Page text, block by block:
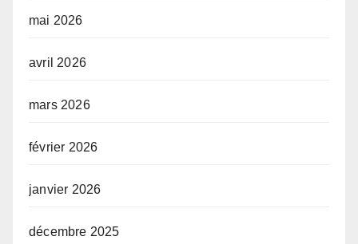
mai 2026
avril 2026
mars 2026
février 2026
janvier 2026
décembre 2025